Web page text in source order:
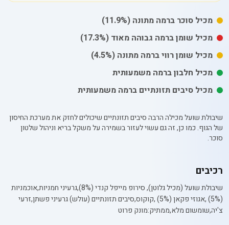
מכיל סוכר ברמה מתונה (11.9%)
מכיל שומןברמה גבוהה מאוד (17.3%)
מכיל שומן רוויברמה מתונה (4.5%)
מכיל חלבון ברמה משמעותית
מכיל סיבים תזונתיים ברמה משמעותית
שיבולת שועל מכילה הרבה סיבים תזונתיים שיכולים לחזק את מערכת החיסון
של הגוף. כמו כן, זה גם עשוי לעזור בשמירה על משקל בריא וניהול שלטון
סוכר.
רכיבים
שיבולת שועל (מכיל גלוטן), סירופ מייפל קנדי (8%),גרעיני חמניות,אוכמניות
(5%) ,אגוזי פקאן (5%) ,קוקוס,סיבים תזונתיים (עולש) גרעיני פשתן,זרעי
צ'יה,שומשום מלא,ממתיק:מונק פרוט